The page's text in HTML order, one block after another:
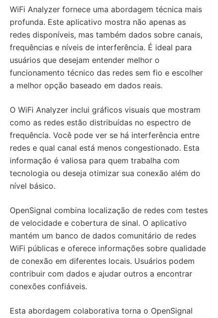
WiFi Analyzer fornece uma abordagem técnica mais
profunda. Este aplicativo mostra não apenas as
redes disponíveis, mas também dados sobre canais,
frequências e níveis de interferência. É ideal para
usuários que desejam entender melhor o
funcionamento técnico das redes sem fio e escolher
a melhor opção baseado em dados reais.
O WiFi Analyzer inclui gráficos visuais que mostram
como as redes estão distribuídas no espectro de
frequência. Você pode ver se há interferência entre
redes e qual canal está menos congestionado. Esta
informação é valiosa para quem trabalha com
tecnologia ou deseja otimizar sua conexão além do
nível básico.
OpenSignal combina localização de redes com testes
de velocidade e cobertura de sinal. O aplicativo
mantém um banco de dados comunitário de redes
WiFi públicas e oferece informações sobre qualidade
de conexão em diferentes locais. Usuários podem
contribuir com dados e ajudar outros a encontrar
conexões confiáveis.
Esta abordagem colaborativa torna o OpenSignal